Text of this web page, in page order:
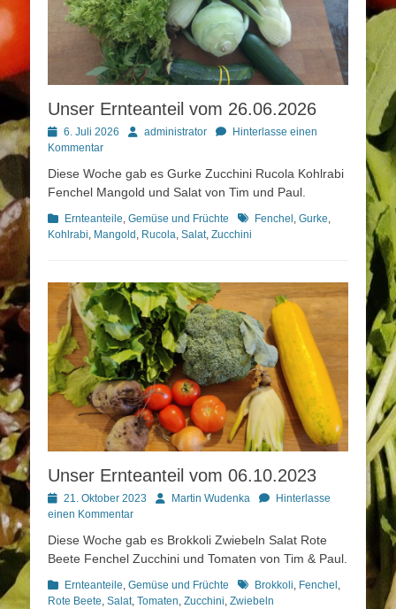
Unser Ernteanteil vom 26.06.2026
Posted
on
6. Juli 2026 Autoradministrator
Hinterlasse einen
Kommentar
Diese Woche gab es Gurke Zucchini Rucola Kohlrabi
Fenchel Mangold und Salat von Tim und Paul.
Kategorien
Ernteanteile, Gemüse und Früchte Schlagworte
Fenchel, Gurke,
Kohlrabi, Mangold, Rucola, Salat, Zucchini
Unser Ernteanteil vom 06.10.2023
Posted
on
21. Oktober 2023 AutorMartin Wudenka
Hinterlasse
einen Kommentar
Diese Woche gab es Brokkoli Zwiebeln Salat Rote
Beete Fenchel Zucchini und Tomaten von Tim & Paul.
Kategorien
Ernteanteile, Gemüse und Früchte Schlagworte
Brokkoli, Fenchel ,
Rote Beete, Salat, Tomaten, Zucchini, Zwiebeln